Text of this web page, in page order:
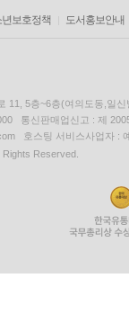
년보호정책 도서홍보안내
11, 5층~6층(여의도동,일신
통신판매업신고 : 제
호스팅 서비스사업자 :
Reserved.